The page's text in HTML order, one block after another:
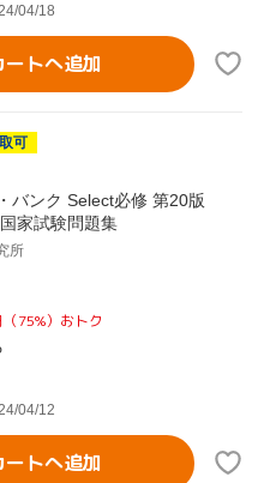
04/18
ートへ追加
可
バンク Select必修 第20版
家試験問題集
所
75%）おトク
04/12
ートへ追加